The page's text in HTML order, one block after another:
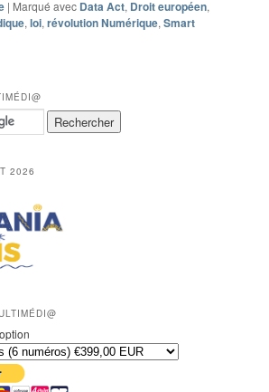
| Marqué avec Data Act, Droit européen,
,loi,révolution Numérique,Smart
2026